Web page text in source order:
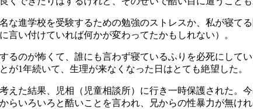
な進学校を受験するための勉強のストレスか、私が寝
言い付けていれば何かが変わってたかもしれない）。
るのが怖くて、誰にも言わず寝ているふりを必死にし
が1年続いて、生理が来なくなった日はとても絶望した。
えた結果、児相（児童相談所）に行き一時保護された。
らいろいろと酷いことを言われ、兄からの性暴力が無